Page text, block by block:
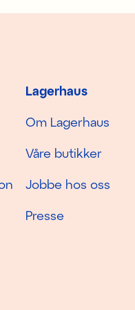
Lagerhaus
Om Lagerhaus
Våre butikker
Jobbe hos oss
Presse